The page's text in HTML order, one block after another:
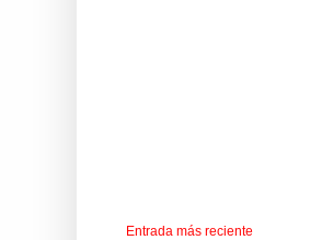
Entrada más reciente